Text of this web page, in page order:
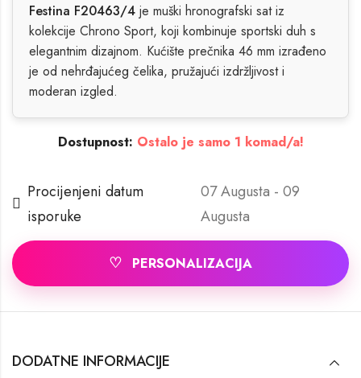
Festina F20463/4 je muški hronografski sat iz
kolekcije Chrono Sport, koji kombinuje sportski duh s
elegantnim dizajnom. Kućište prečnika 46 mm izrađeno
je od nehrđajućeg čelika, pružajući izdržljivost i
moderan izgled.
Dostupnost: Ostalo je samo 1 komad/a!
Procijenjeni datum
isporuke
07 Augusta - 09
Augusta
♡ PERSONALIZACIJA
DODATNE INFORMACIJE